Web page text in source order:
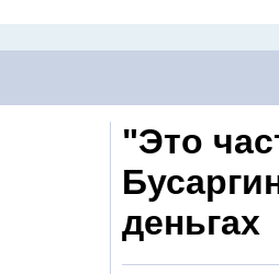
"Это
деньгах